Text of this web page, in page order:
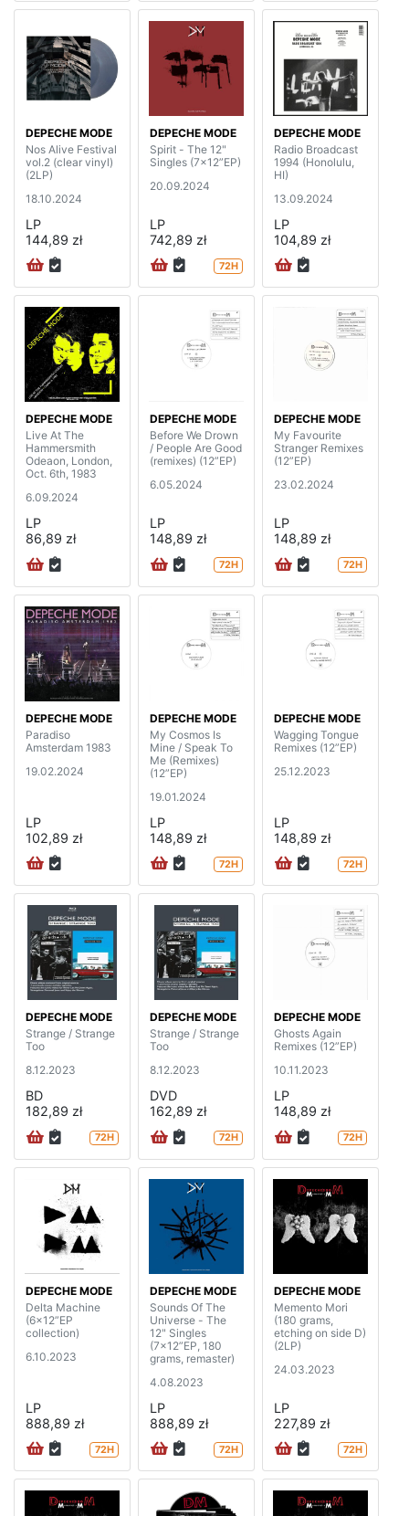
DEPECHE MODE
Nos Alive Festival
vol.2 (clear vinyl)
(2LP)
18.10.2024
LP
144,89 zł
DEPECHE MODE
Spirit - The 12"
Singles (7x12”EP)
20.09.2024
LP
742,89 zł
72H
DEPECHE MODE
Radio Broadcast
1994 (Honolulu,
HI)
13.09.2024
LP
104,89 zł
DEPECHE MODE
Live At The
Hammersmith
Odeaon, London,
Oct. 6th, 1983
6.09.2024
LP
86,89 zł
DEPECHE MODE
Before We Drown
/ People Are Good
(remixes) (12”EP)
6.05.2024
LP
148,89 zł
72H
DEPECHE MODE
My Favourite
Stranger Remixes
(12”EP)
23.02.2024
LP
148,89 zł
72H
DEPECHE MODE
Paradiso
Amsterdam 1983
19.02.2024
LP
102,89 zł
DEPECHE MODE
My Cosmos Is
Mine / Speak To
Me (Remixes)
(12”EP)
19.01.2024
LP
148,89 zł
72H
DEPECHE MODE
Wagging Tongue
Remixes (12”EP)
25.12.2023
LP
148,89 zł
72H
DEPECHE MODE
Strange / Strange
Too
8.12.2023
BD
182,89 zł
72H
DEPECHE MODE
Strange / Strange
Too
8.12.2023
DVD
162,89 zł
72H
DEPECHE MODE
Ghosts Again
Remixes (12”EP)
10.11.2023
LP
148,89 zł
72H
DEPECHE MODE
Delta Machine
(6x12”EP
collection)
6.10.2023
LP
888,89 zł
72H
DEPECHE MODE
Sounds Of The
Universe - The
12" Singles
(7x12”EP, 180
grams, remaster)
4.08.2023
LP
888,89 zł
72H
DEPECHE MODE
Memento Mori
(180 grams,
etching on side D)
(2LP)
24.03.2023
LP
227,89 zł
72H